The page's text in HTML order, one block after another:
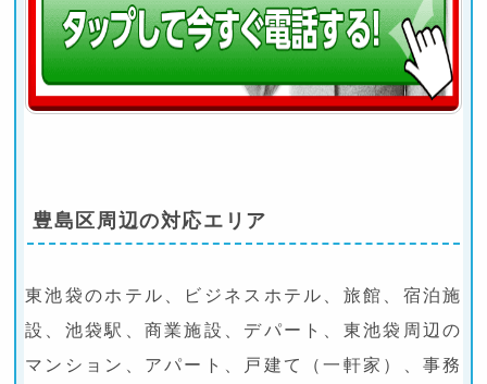
豊島区周辺の対応エリア
東池袋のホテル、ビジネスホテル、旅館、宿泊施
設、池袋駅、商業施設、デパート、東池袋周辺の
マンション、アパート、戸建て（一軒家）、事務